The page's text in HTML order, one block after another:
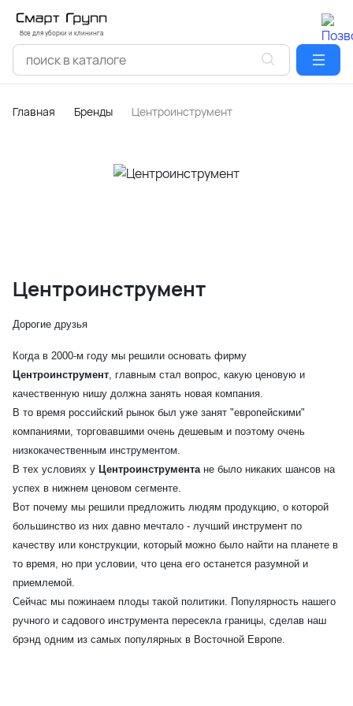
Все для уборки и клининга
Главная Бренды Центроинструмент
Центроинструмент
Дорогие друзья
Когда в 2000-м году мы решили основать фирму
Центроинструмент, главным стал вопрос, какую ценовую и
качественную нишу должна занять новая компания.
В то время российский рынок был уже занят "европейскими"
компаниями, торговавшими очень дешевым и поэтому очень
низкокачественным инструментом.
В тех условиях у Центроинструментане было никаких шансов на
успех в нижнем ценовом сегменте.
Вот почему мы решили предложить людям продукцию, о которой
большинство из них давно мечтало - лучший инструмент по
качеству или конструкции, который можно было найти на планете в
то время, но при условии, что цена его останется разумной и
приемлемой.
Сейчас мы пожинаем плоды такой политики. Популярность нашего
ручного и садового инструмента пересекла границы, сделав наш
брэнд одним из самых популярных в Восточной Европе.